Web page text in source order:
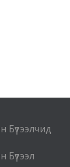
Бүтээлчид
Бүтээл